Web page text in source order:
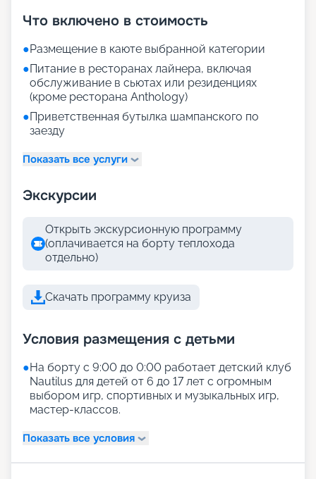
Что включено в стоимость
●Размещение в каюте выбранной категории
●Питание в ресторанах лайнера, включая
обслуживание в сьютах или резиденциях
(кроме ресторана Anthology)
●Приветственная бутылка шампанского по
заезду
Показать все услуги
Экскурсии
Открыть экскурсионную программу
(оплачивается на борту теплохода
отдельно)
Скачать программу круиза
Условия размещения с детьми
●На борту с 9:00 до 0:00 работает детский клуб
Nautilus для детей от 6 до 17 лет с огромным
выбором игр, спортивных и музыкальных игр,
мастер-классов.
Показать все условия